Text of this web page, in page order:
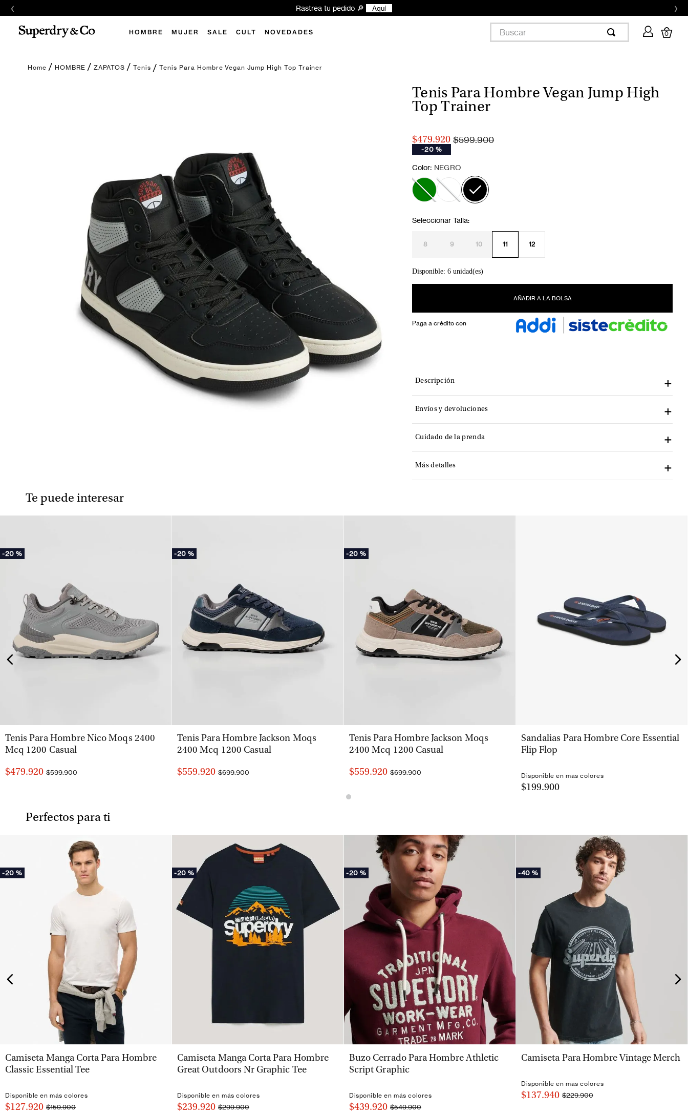
‹ Rastrea tu pedido 🔎 Aquí ›
HOMBRE MUJER SALE CULT NOVEDADES
Buscar
0
HOMBRE ZAPATOS Tenis Tenis Para Hombre Vegan Jump High Top Trainer
Tenis Para Hombre Vegan Jump High
Top Trainer
$479.920 $599.900
-20 %
Color: NEGRO
8 9 10 11 12
Disponible: 6 unidad(es)
AÑADIR A LA BOLSA
Paga a crédito con
Descripción
Envíos y devoluciones
Cuidado de la prenda
Más detalles
Te puede interesar
-20 %
VISTA RÁPIDA
Tenis Para Hombre Nico Moqs 2400
Mcq 1200 Casual
$479.920 $599.900
-20 %
VISTA RÁPIDA
Tenis Para Hombre Jackson Moqs
2400 Mcq 1200 Casual
$559.920 $699.900
-20 %
VISTA RÁPIDA
Tenis Para Hombre Jackson Moqs
2400 Mcq 1200 Casual
$559.920 $699.900
VISTA RÁPIDA
Sandalias Para Hombre Core Essential
Flip Flop
Disponible en más colores
$199.900
Perfectos para ti
-20 %
VISTA RÁPIDA
Camiseta Manga Corta Para Hombre
Classic Essential Tee
Disponible en más colores
$127.920 $159.900
-20 %
VISTA RÁPIDA
Camiseta Manga Corta Para Hombre
Great Outdoors Nr Graphic Tee
Disponible en más colores
$239.920 $299.900
-20 %
VISTA RÁPIDA
Buzo Cerrado Para Hombre Athletic
Script Graphic
Disponible en más colores
$439.920 $549.900
-40 %
VISTA RÁPIDA
Camiseta Para Hombre Vintage Merch
Disponible en más colores
$137.940 $229.900